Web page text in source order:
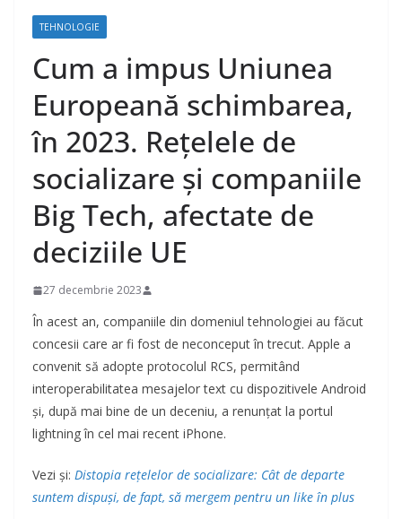
TEHNOLOGIE
Cum a impus Uniunea
Europeană schimbarea,
în 2023. Rețelele de
socializare și companiile
Big Tech, afectate de
deciziile UE
27 decembrie 2023
În acest an, companiile din domeniul tehnologiei au făcut
concesii care ar fi fost de neconceput în trecut. Apple a
convenit să adopte protocolul RCS, permitând
interoperabilitatea mesajelor text cu dispozitivele Android
și, după mai bine de un deceniu, a renunțat la portul
lightning în cel mai recent iPhone.
Vezi și: Distopia rețelelor de socializare: Cât de departe
suntem dispuși, de fapt, să mergem pentru un like în plus